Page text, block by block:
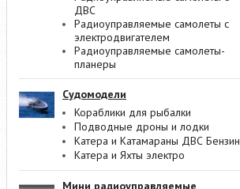
ДВС
Радиоуправляемые самолеты с
электродвигателем
Радиоуправляемые самолеты-
планеры
Судомодели
Кораблики для рыбалки
Подводные дроны и лодки
Катера и Катамараны ДВС Бензин
Катера и Яхты электро
Мини радиоуправляемые